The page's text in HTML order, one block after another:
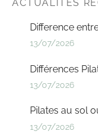
ACTUALITÉS
Difference
13/07/2026
Différences
13/07/2026
Pilates au sol
13/07/2026